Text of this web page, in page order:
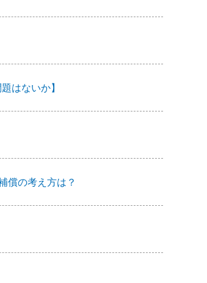
はないか】
償の考え方は？